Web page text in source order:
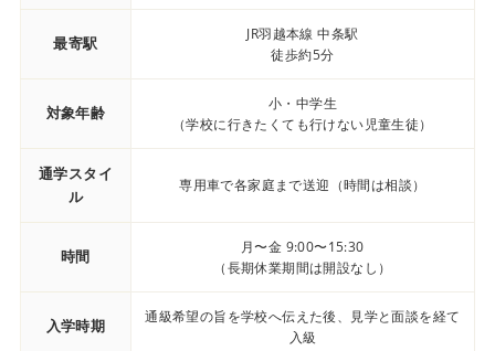
最寄駅
JR羽越本線 中条駅
徒歩約5分
対象年齢
小・中学生
（学校に行きたくても行けない児童生徒）
通学スタイ
ル
専用車で各家庭まで送迎（時間は相談）
時間
月〜金 9:00〜15:30
（長期休業期間は開設なし）
入学時期
通級希望の旨を学校へ伝えた後、見学と面談を経て
入級